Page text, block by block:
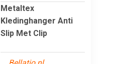
Metaltex
Kledinghanger Anti
Slip Met Clip